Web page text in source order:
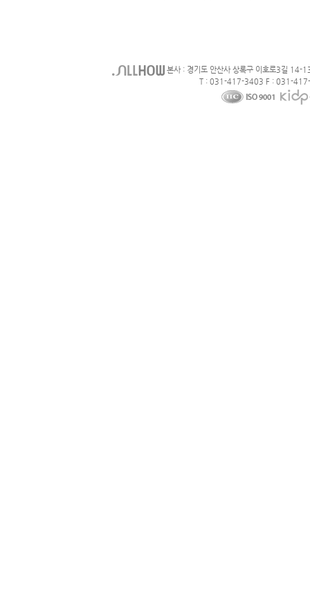
본사 : 경기도 안산사 상록구 이호로3길 14-
T : 031-417-3403 F : 031-